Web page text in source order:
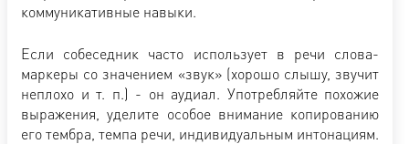
коммуникативные навыки.
Если собеседник часто использует в речи слова-
маркеры со значением «звук» (хорошо слышу, звучит
неплохо и т. п.) - он аудиал. Употребляйте похожие
выражения, уделите особое внимание копированию
его тембра, темпа речи, индивидуальным интонациям.